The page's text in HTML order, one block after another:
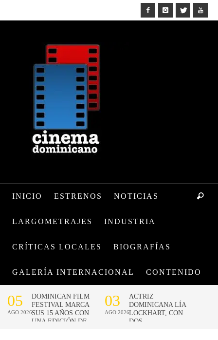
INICIO ESTRENOS NOTICIAS
LARGOMETRAJES INDUSTRIA
CRÍTICAS LOCALES BIOGRAFÍAS
GALERÍA INTERNACIONAL CONTENIDO